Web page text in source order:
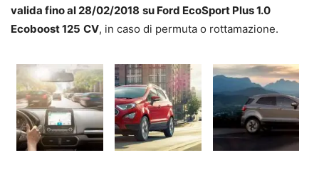
valida fino al 28/02/2018 su Ford EcoSport Plus 1.0
Ecoboost 125 CV, in caso di permuta o rottamazione.